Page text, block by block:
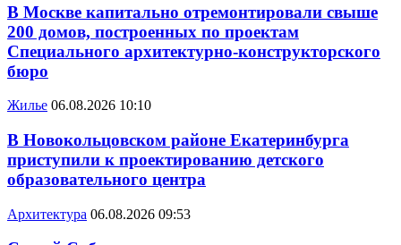
В Москве капитально отремонтировали свыше
200 домов, построенных по проектам
Специального архитектурно-конструкторского
бюро
Жилье 06.08.2026 10:10
В Новокольцовском районе Екатеринбурга
приступили к проектированию детского
образовательного центра
Архитектура 06.08.2026 09:53